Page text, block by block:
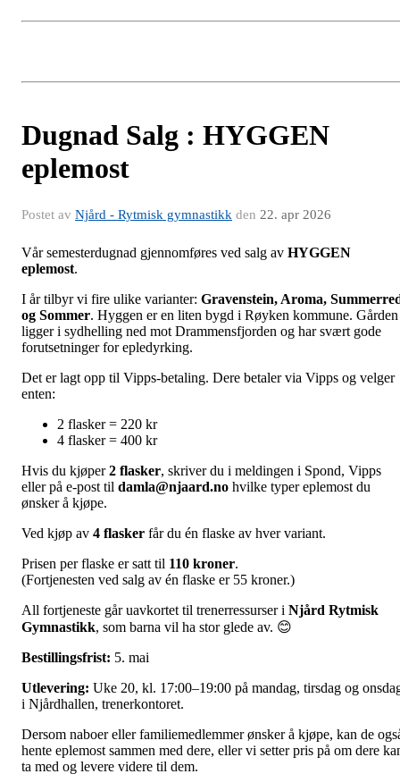
Dugnad Salg : HYGGEN
eplemost
Postet av Njård - Rytmisk gymnastikk den 22. apr 2026
Vår semesterdugnad gjennomføres ved salg av HYGGEN
eplemost.
I år tilbyr vi fire ulike varianter: Gravenstein, Aroma,
og Sommer. Hyggen er en liten bygd i Røyken kommune. Gården
ligger i sydhelling ned mot Drammensfjorden og har svært gode
forutsetninger for epledyrking.
Det er lagt opp til Vipps-betaling. Dere betaler via Vipps og velger
enten:
2 flasker = 220 kr
4 flasker = 400 kr
Hvis du kjøper2 flasker, skriver du i meldingen i Spond, Vipps
eller på e-post til damla@njaard.no hvilke typer eplemost du
ønsker å kjøpe.
Ved kjøp av 4 flasker får du én flaske av hver variant.
Prisen per flaske er satt til 110 kroner.
(Fortjenesten ved salg av én flaske er 55 kroner.)
All fortjeneste går uavkortet til trenerressurser i Njård Rytmisk
Gymnastikk, som barna vil ha stor glede av. 😊
Bestillingsfrist: 5. mai
Utlevering: Uke 20, kl. 17:00–19:00 på mandag, tirsdag og
i Njårdhallen, trenerkontoret.
Dersom naboer eller familiemedlemmer ønsker å kjøpe, kan de
hente eplemost sammen med dere, eller vi setter pris på om dere
ta med og levere videre til dem.